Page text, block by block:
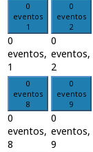
0
eventos
1
0
eventos,
1
0
eventos
2
0
eventos,
2
0
eventos
8
0
eventos,
8
0
eventos
9
0
eventos,
9